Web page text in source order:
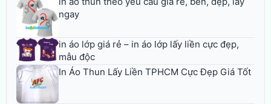
ngay
in áo lớp giá rẻ – in áo lớp lấy liền cực đẹp,
mẫu độc
In Áo Thun Lấy Liền TPHCM Cực Đẹp Giá Tốt